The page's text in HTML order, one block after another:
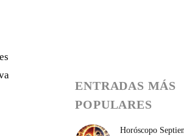
ENTRADAS MÁS
POPULARES
Horóscopo